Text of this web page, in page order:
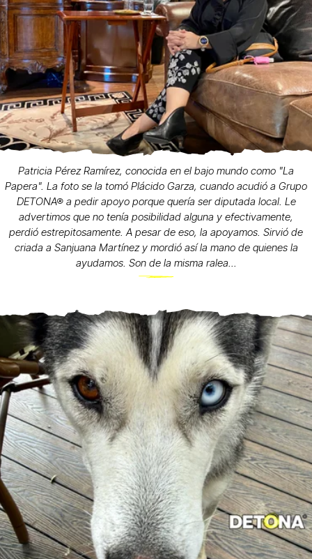
Patricia Pérez Ramírez, conocida en el bajo mundo como "La
Papera". La foto se la tomó Plácido Garza, cuando acudió a Grupo
DETONA® a pedir apoyo porque quería ser diputada local. Le
advertimos que no tenía posibilidad alguna y efectivamente,
perdió estrepitosamente. A pesar de eso, la apoyamos. Sirvió de
criada a Sanjuana Martínez y mordió así la mano de quienes la
ayudamos. Son de la misma ralea...